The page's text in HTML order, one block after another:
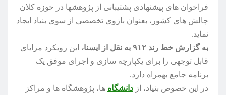
فراخوان های پیشنهادی پشتیبانی از پژوهشها در حوزه کلان
چالش های کشور، بعنوان بازوی تخصصی از سوی بنیاد ایجاد
نماید.
به گزارش خط رند ۹۱۲ به نقل از ایسنا،
این رویکرد مزایای
قابل توجهی را برای یکپارچه سازی و اجرای موفق یک
برنامه جامع بهمراه دارد.
در این خصوص بنیاد، از دانشگاه ها، پژوهشگاه ها و مراکز